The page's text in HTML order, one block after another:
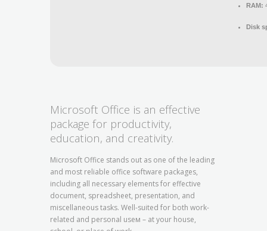
RAM:
Disk
Microsoft Office is an effective
package for productivity,
education, and creativity.
Microsoft Office stands out as one of the leading
and most reliable office software packages,
including all necessary elements for effective
document, spreadsheet, presentation, and
miscellaneous tasks. Well-suited for both work-
related and personal useм – at your house,